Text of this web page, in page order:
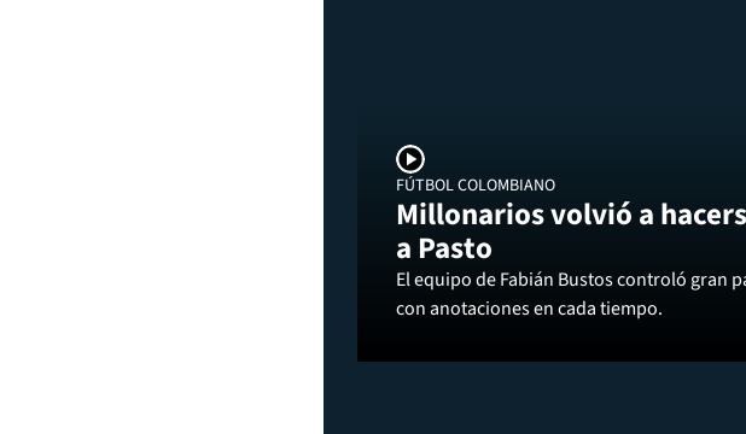
FÚTBOL COLOMBIANO
Millonarios volvió a
a Pasto
El equipo de Fabián Bustos controló gran
con anotaciones en cada tiempo.